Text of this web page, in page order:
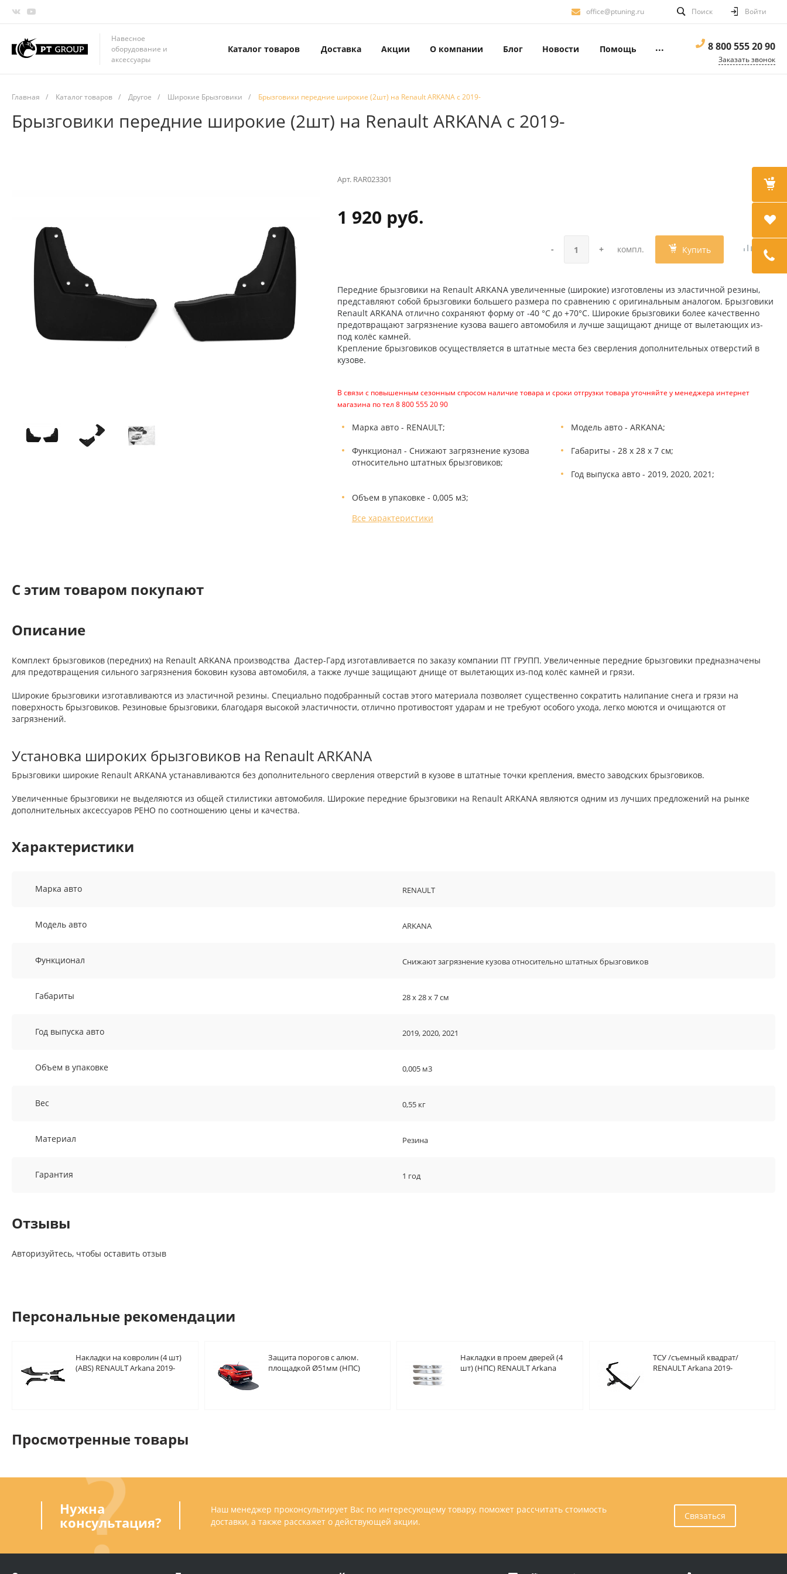
office@ptuning.ru Поиск Войти
Навесное
оборудование и
аксессуары
Каталог товаров Доставка Акции О компании Блог Новости Помощь ... 8 800 555 20 90
Заказать звонок
Главная / Каталог товаров / Другое / Широкие Брызговики / Брызговики передние широкие (2шт) на Renault ARKANA с 2019-
Брызговики передние широкие (2шт) на Renault ARKANA с 2019-
Арт. RAR023301
1 920 руб.
- + компл. Купить
Передние брызговики на Renault ARKANA увеличенные (широкие) изготовлены из эластичной резины,
представляют собой брызговики большего размера по сравнению с оригинальным аналогом. Брызговики
Renault ARKANA отлично сохраняют форму от -40 °C до +70°C. Широкие брызговики более качественно
предотвращают загрязнение кузова вашего автомобиля и лучше защищают днище от вылетающих из-
под колёс камней.
Крепление брызговиков осуществляется в штатные места без сверления дополнительных отверстий в
кузове.
В связи с повышенным сезонным спросом наличие товара и сроки отгрузки товара уточняйте у менеджера интернет
магазина по тел 8 800 555 20 90
Марка авто - RENAULT; Модель авто - ARKANA;
Функционал - Снижают загрязнение кузова
относительно штатных брызговиков;
Габариты - 28 х 28 х 7 см;
Год выпуска авто - 2019, 2020, 2021;
Объем в упаковке - 0,005 м3;
Все характеристики
C этим товаром покупают
Описание
Комплект брызговиков (передних) на Renault ARKANA производства Дастер-Гард изготавливается по заказу компании ПТ ГРУПП. Увеличенные передние брызговики предназначены
для предотвращения сильного загрязнения боковин кузова автомобиля, а также лучше защищают днище от вылетающих из-под колёс камней и грязи.
Широкие брызговики изготавливаются из эластичной резины. Специально подобранный состав этого материала позволяет существенно сократить налипание снега и грязи на
поверхность брызговиков. Резиновые брызговики, благодаря высокой эластичности, отлично противостоят ударам и не требуют особого ухода, легко моются и очищаются от
загрязнений.
Установка широких брызговиков на Renault ARKANA
Брызговики широкие Renault ARKANA устанавливаются без дополнительного сверления отверстий в кузове в штатные точки крепления, вместо заводских брызговиков.
Увеличенные брызговики не выделяются из общей стилистики автомобиля. Широкие передние брызговики на Renault ARKANA являются одним из лучших предложений на рынке
дополнительных аксессуаров РЕНО по соотношению цены и качества.
Характеристики
Марка авто RENAULT
Модель авто ARKANA
Функционал Снижают загрязнение кузова относительно штатных брызговиков
Габариты 28 х 28 х 7 см
Год выпуска авто 2019, 2020, 2021
Объем в упаковке 0,005 м3
Вес 0,55 кг
Материал Резина
Гарантия 1 год
Отзывы
Авторизуйтесь, чтобы оставить отзыв
Персональные рекомендации
Накладки на ковролин (4 шт)
(ABS) RENAULT Arkana 2019-
Защита порогов с алюм.
площадкой Ø51мм (НПС)
Накладки в проем дверей (4
шт) (НПС) RENAULT Arkana
ТСУ /съемный квадрат/
RENAULT Arkana 2019-
Просмотренные товары
Нужна
консультация?
Наш менеджер проконсультирует Вас по интересующему товару, поможет рассчитать стоимость
доставки, а также расскажет о действующей акции.
Связаться